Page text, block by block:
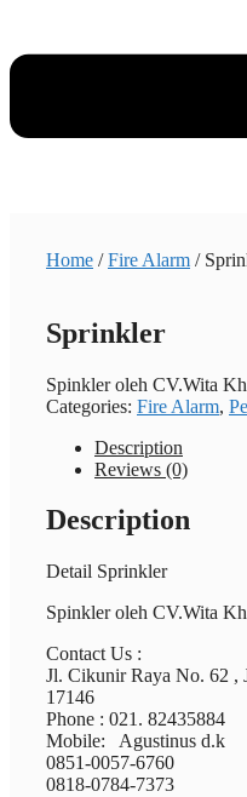
Home /Fire Alarm /
Sprinkler
Spinkler oleh CV.Wita
Categories: Fire Alarm,
Description
Reviews (0)
Description
Detail Sprinkler
Spinkler oleh CV.Wita
Contact Us :
Jl. Cikunir Raya No. 62 ,
17146
Phone : 021. 82435884
Mobile: Agustinus d.k
0851-0057-6760
0818-0784-7373